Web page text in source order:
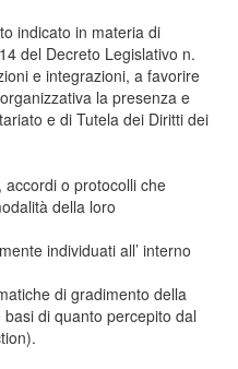
indicato in materia di
del Decreto Legislativo n.
e integrazioni, a favorire
la presenza e
e di Tutela dei Diritti dei
o protocolli che
della loro
individuati all’ interno
di gradimento della
di quanto percepito dal